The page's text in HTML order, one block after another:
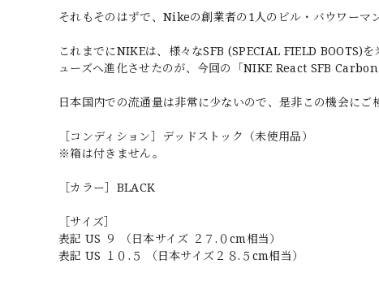
それもそのはずで、Nikeの創業者の1人のビル・バウワーマ
これまでにNIKEは、様々なSFB (SPECIAL FIELD BOOTS)
ューズへ進化させたのが、今回の「NIKE React SFB Carbon
日本国内での流通量は非常に少ないので、是非この機会にご
［コンディション］デッドストック（未使用品）
※箱は付きません。
［カラー］BLACK
［サイズ］
表記 US ９ （日本サイズ ２７.０cm相当）
表記 US １０.５ （日本サイズ２８.５cm相当）